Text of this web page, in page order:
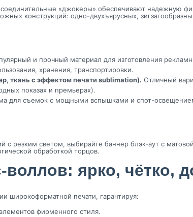
«джокеры» обеспечивают надежную
конструкций: одно-двухъярусных,
и прочный материал для изготовления
хранения, транспортировки.
ткань с эффектом печати sublimation). Отличный
показах и премьерах).
для съемок с мощными вспышками и спот-
с резким светом, выбирайте баннер блэк-аут с
обработкой торцов.
воллов: ярко, чётко,
широкоформатной печати, гарантируя:
фирменного стиля.